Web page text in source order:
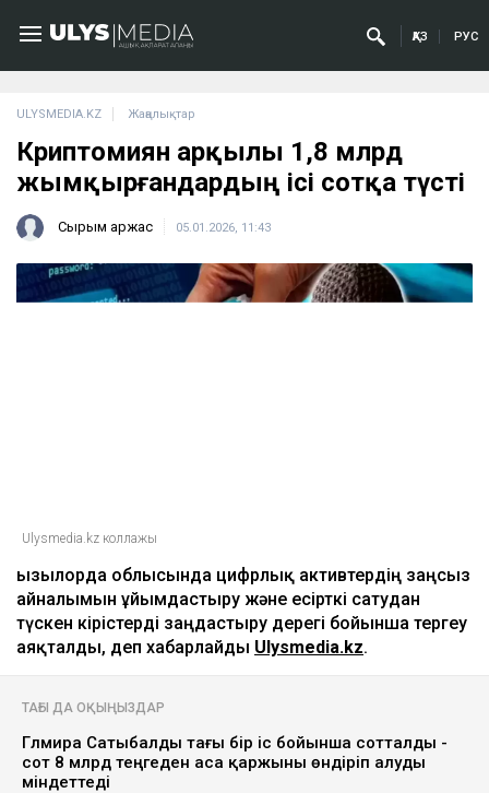
ҚАЗ РУС
ULYSMEDIA.KZ Жаңалықтар
Криптоәмиян арқылы 1,8 млрд
жымқырғандардың ісі сотқа түсті
Сырым Қаржас 05.01.2026, 11:43
Ulysmedia.kz коллажы
Қызылорда облысында цифрлық активтердің заңсыз
айналымын ұйымдастыру және есірткі сатудан
түскен кірістерді заңдастыру дерегі бойынша тергеу
аяқталды, деп хабарлайды Ulysmedia.kz.
ТАҒЫ ДА ОҚЫҢЫЗДАР
Гүлмира Сатыбалды тағы бір іс бойынша сотталды -
сот 8 млрд теңгеден аса қаржыны өндіріп алуды
міндеттеді